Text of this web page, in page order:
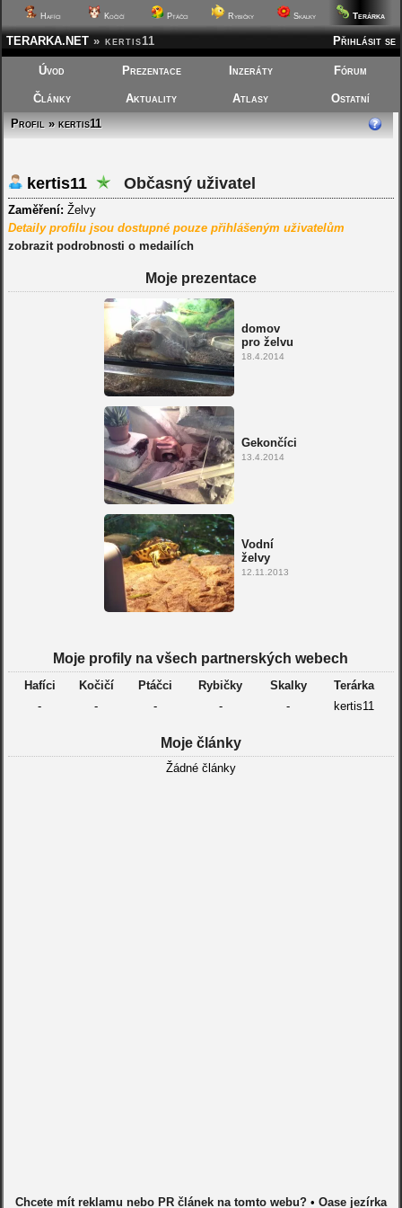
Hafíci Kočičí Ptáčci Rybičky Skalky Terárka
Přihlásit se
TERARKA.NET » kertis11
Úvod Prezentace Inzeráty Fórum
Články Aktuality Atlasy
Ostatní
Profil » kertis11
kertis11 Občasný uživatel
Zaměření: Želvy
Detaily profilu jsou dostupné pouze přihlášeným uživatelům
zobrazit podrobnosti o medailích
Moje prezentace
domov
pro želvu
18.4.2014
Gekončíci
13.4.2014
Vodní
želvy
12.11.2013
Moje profily na všech partnerských webech
Hafíci Kočičí Ptáčci Rybičky Skalky
Terárka
-
- - - - kertis11
Moje články
Žádné články
Chcete mít reklamu nebo PR článek na tomto webu?• Oase jezírka